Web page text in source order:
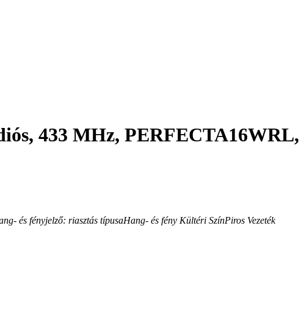
433 MHz, PERFECTA16WRL,
és fényjelző: riasztás típusaHang- és fény Kültéri SzínPiros Vezeték